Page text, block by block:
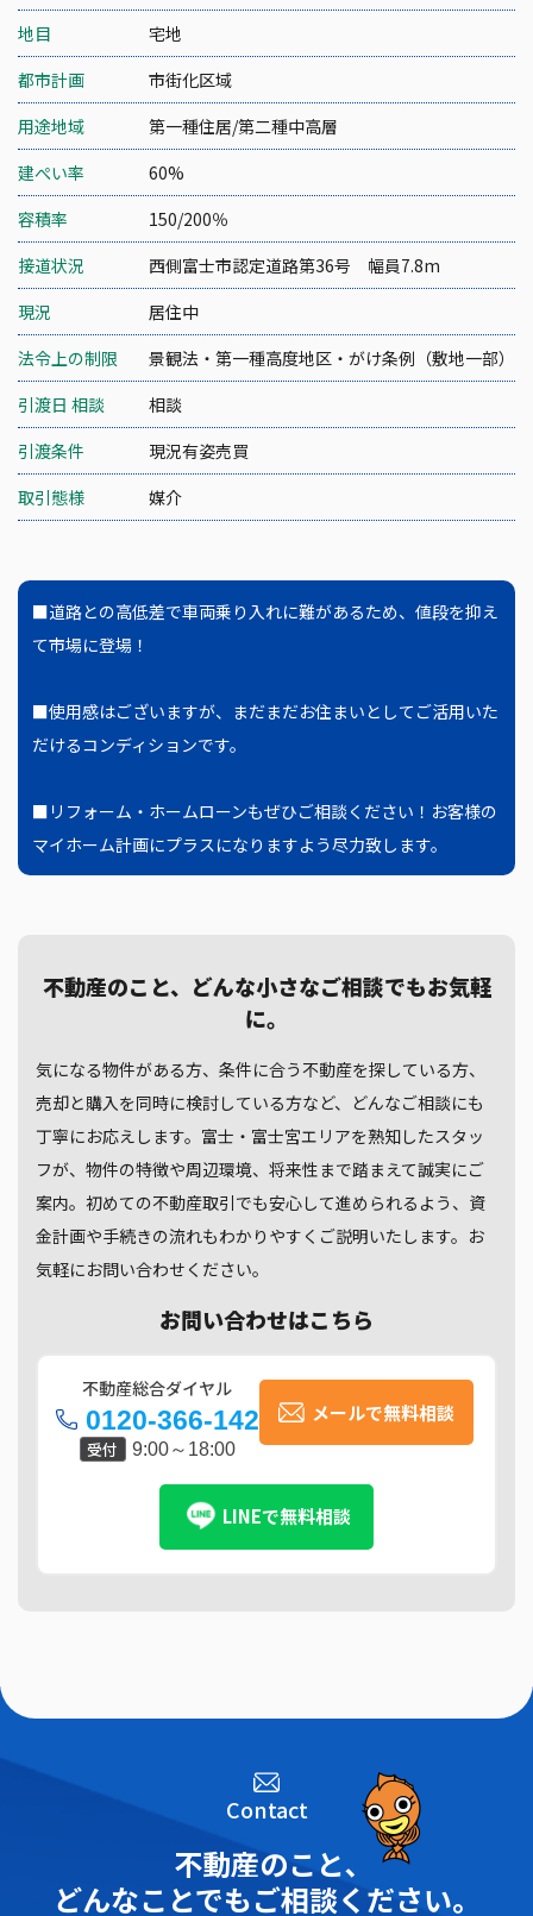
地目
宅地
都市計画
市街化区域
用途地域
第一種住居/第二種中高層
建ぺい率
60%
容積率
150/200％
接道状況
西側富士市認定道路第36号 幅員7.8m
現況
居住中
法令上の制限
景観法・第一種高度地区・がけ条例（敷地一部）
引渡日 相談
相談
引渡条件
現況有姿売買
取引態様
媒介
■道路との高低差で車両乗り入れに難があるため、値段を抑え
て市場に登場！
■使用感はございますが、まだまだお住まいとしてご活用いた
だけるコンディションです。
■リフォーム・ホームローンもぜひご相談ください！お客様の
マイホーム計画にプラスになりますよう尽力致します。
不動産のこと、どんな小さなご相談でもお気軽
に。
気になる物件がある方、条件に合う不動産を探している方、
売却と購入を同時に検討している方など、どんなご相談にも
丁寧にお応えします。富士・富士宮エリアを熟知したスタッ
フが、物件の特徴や周辺環境、将来性まで踏まえて誠実にご
案内。初めての不動産取引でも安心して進められるよう、資
金計画や手続きの流れもわかりやすくご説明いたします。お
気軽にお問い合わせください。
お問い合わせはこちら
不動産総合ダイヤル
0120-366-142
受付 9:00～18:00
メールで無料相談
LINEで無料相談
Contact
不動産のこと､
どんなことでもご相談ください。